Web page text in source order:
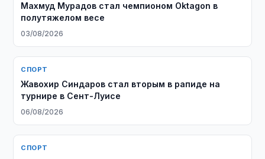
Махмуд Мурадов стал чемпионом Oktagon в
полутяжелом весе
03/08/2026
СПОРТ
Жавохир Синдаров стал вторым в рапиде на
турнире в Сент-Луисе
06/08/2026
СПОРТ